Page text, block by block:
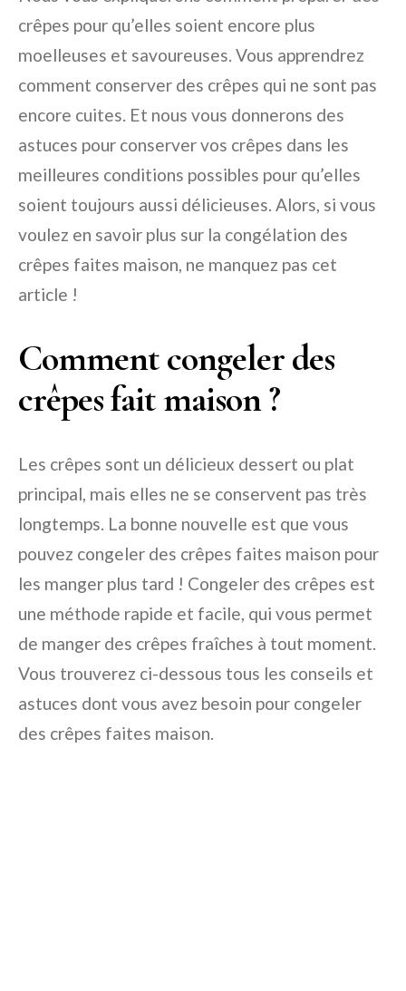
crêpes pour qu’elles soient encore plus
moelleuses et savoureuses. Vous apprendrez
comment conserver des crêpes qui ne sont pas
encore cuites. Et nous vous donnerons des
astuces pour conserver vos crêpes dans les
meilleures conditions possibles pour qu’elles
soient toujours aussi délicieuses. Alors, si vous
voulez en savoir plus sur la congélation des
crêpes faites maison, ne manquez pas cet
article !
Comment congeler des
crêpes fait maison ?
Les crêpes sont un délicieux dessert ou plat
principal, mais elles ne se conservent pas très
longtemps. La bonne nouvelle est que vous
pouvez congeler des crêpes faites maison pour
les manger plus tard ! Congeler des crêpes est
une méthode rapide et facile, qui vous permet
de manger des crêpes fraîches à tout moment.
Vous trouverez ci-dessous tous les conseils et
astuces dont vous avez besoin pour congeler
des crêpes faites maison.